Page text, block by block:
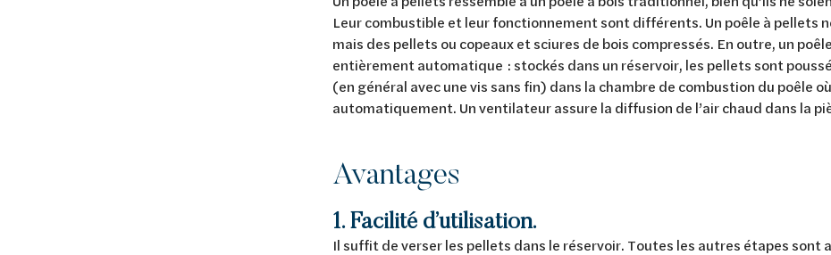
Leur combustible et leur fonctionnement sont différents. Un poêle à pellets
mais des pellets ou copeaux et sciures de bois compressés. En outre, un
entièrement automatique : stockés dans un réservoir, les pellets sont
(en général avec une vis sans fin) dans la chambre de combustion du poêle
automatiquement. Un ventilateur assure la diffusion de l’air chaud dans la
Avantages
1. Facilité d’utilisation.
Il suffit de verser les pellets dans le réservoir. Toutes les autres étapes sont